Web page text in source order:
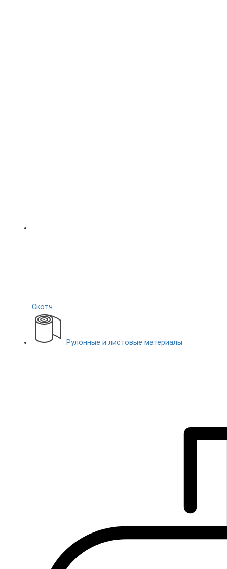
Скотч
Рулонные и листовые материалы